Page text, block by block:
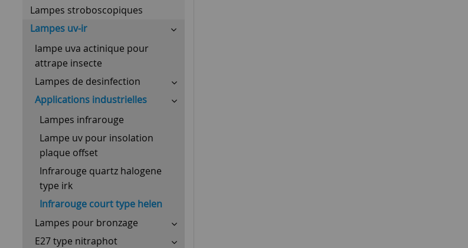
Lampes stroboscopiques
Lampes uv-ir
lampe uva actinique pour
attrape insecte
Lampes de desinfection
Applications industrielles
Lampes infrarouge
Lampe uv pour insolation
plaque offset
Infrarouge quartz halogene
type irk
Infrarouge court type helen
Lampes pour bronzage
E27 type nitraphot